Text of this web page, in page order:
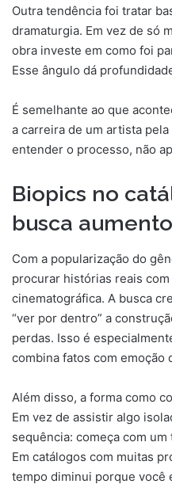
Outra tendência foi tratar
dramaturgia. Em vez de só
obra investe em como foi
Esse ângulo dá
É semelhante ao que
a carreira de um artista
entender o processo, não
Biopics no
busca
Com a popularização do
procurar histórias reais
cinematográfica. A busca
“ver por dentro” a
perdas. Isso é
combina fatos com emoção
Além disso, a forma como
Em vez de assistir algo
sequência: começa com
Em catálogos com muitas
tempo diminui porque você